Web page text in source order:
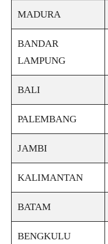
MADURA
BANDAR
LAMPUNG
BALI
PALEMBANG
JAMBI
KALIMANTAN
BATAM
BENGKULU